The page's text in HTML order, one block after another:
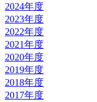
2024年度
2023年度
2022年度
2021年度
2020年度
2019年度
2018年度
2017年度